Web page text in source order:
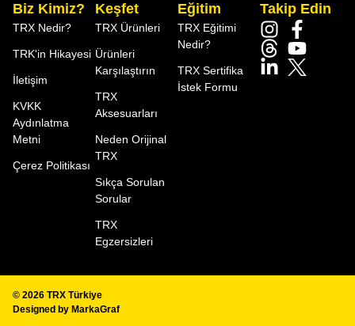
Biz Kimiz?
TRX Nedir?
TRK'in Hikayesi
İletişim
KVKK
Aydınlatma
Metni
Çerez Politikası
Keşfet
TRX Ürünleri
Ürünleri
Karşılaştırın
TRX
Aksesuarları
Neden Orijinal
TRX
Sıkça Sorulan
Sorular
TRX
Egzersizleri
Eğitim
TRX Eğitimi
Nedir?
TRX Sertifika
İstek Formu
Takip Edin
© 2026 TRX Türkiye
Designed by MarkaGraf